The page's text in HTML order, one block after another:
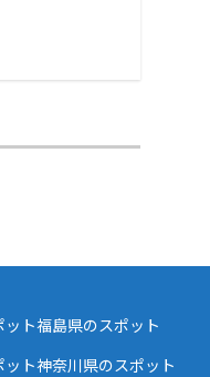
ット福島県のスポット
ト神奈川県のスポット